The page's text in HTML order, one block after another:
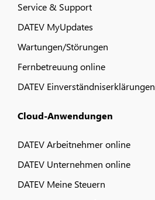
Service & Support
DATEV MyUpdates
Wartungen/Störungen
Fernbetreuung online
DATEV Einverständniserklärungen
Cloud-Anwendungen
DATEV Arbeitnehmer online
DATEV Unternehmen online
DATEV Meine Steuern